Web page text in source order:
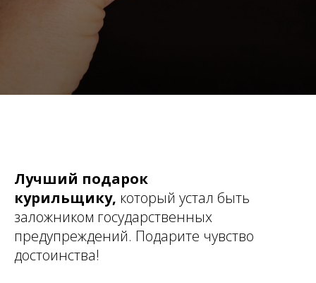
Лучший подарок
курильщику, который устал быть
заложником государственных
предупреждений. Подарите чувство
достоинства!